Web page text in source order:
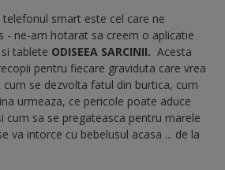
smart este cel care ne
- ne-am hotarat sa creem o aplicatie
tablete ODISEEA SARCINII. Acesta
pentru fiecare graviduta care vrea
se dezvolta fatul din burtica, cum
urmeaza, ce pericole poate aduce
cum sa se pregateasca pentru marele
va intorce cu bebelusul acasa ... de la